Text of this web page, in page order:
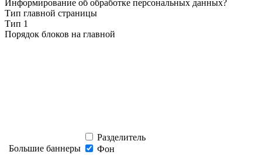
Информирование об обработке персональных данных?
Тип главной страницы
Тип 1
Порядок блоков на главной
Большие баннеры
Разделитель
Фон